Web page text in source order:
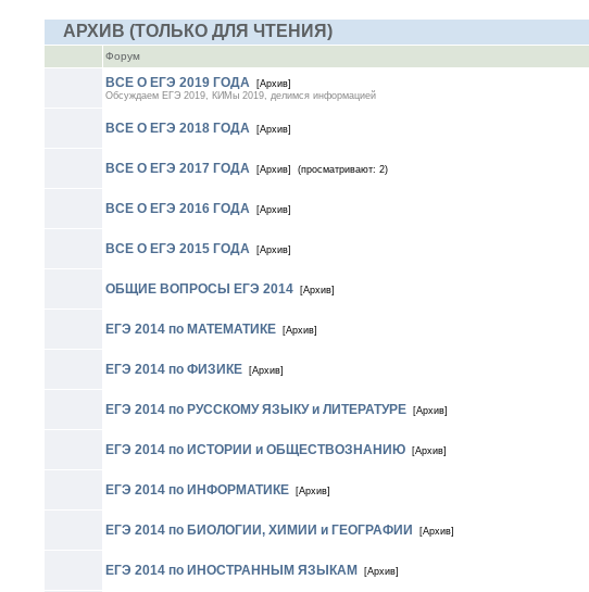
АРХИВ (ТОЛЬКО ДЛЯ ЧТЕНИЯ)
Форум
ВСЕ О ЕГЭ 2019 ГОДА
[Архив]
Обсуждаем ЕГЭ 2019, КИМы 2019, делимся информацией
ВСЕ О ЕГЭ 2018 ГОДА [Архив]
ВСЕ О ЕГЭ 2017 ГОДА [Архив] (просматривают: 2)
ВСЕ О ЕГЭ 2016 ГОДА [Архив]
ВСЕ О ЕГЭ 2015 ГОДА [Архив]
ОБЩИЕ ВОПРОСЫ ЕГЭ 2014 [Архив]
ЕГЭ 2014 по МАТЕМАТИКЕ [Архив]
ЕГЭ 2014 по ФИЗИКЕ [Архив]
ЕГЭ 2014 по РУССКОМУ ЯЗЫКУ и ЛИТЕРАТУРЕ [Архив]
ЕГЭ 2014 по ИСТОРИИ и ОБЩЕСТВОЗНАНИЮ [Архив]
ЕГЭ 2014 по ИНФОРМАТИКЕ [Архив]
ЕГЭ 2014 по БИОЛОГИИ, ХИМИИ и ГЕОГРАФИИ [Архив]
ЕГЭ 2014 по ИНОСТРАННЫМ ЯЗЫКАМ [Архив]